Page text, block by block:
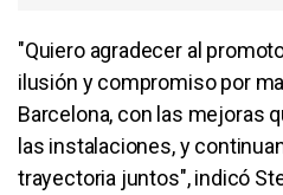
"Quiero agradecer al
ilusión y compromiso por
Barcelona, ​​con las mejoras
las instalaciones, y
trayectoria juntos", indicó